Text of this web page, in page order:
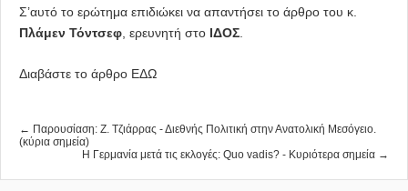
Σ’αυτό το ερώτημα επιδιώκει να απαντήσει το άρθρο του κ.
Πλάμεν Τόντσεφ , ερευνητή στο ΙΔΟΣ
Διαβάστε το άρθρο ΕΔΩ
← Παρουσίαση: Ζ. Τζιάρρας - Διεθνής Πολιτική στην Ανατολική Μεσόγειο.
(κύρια σημεία)
Η Γερμανία μετά τις εκλογές: Quo vadis? - Κυριότερα σημεία →